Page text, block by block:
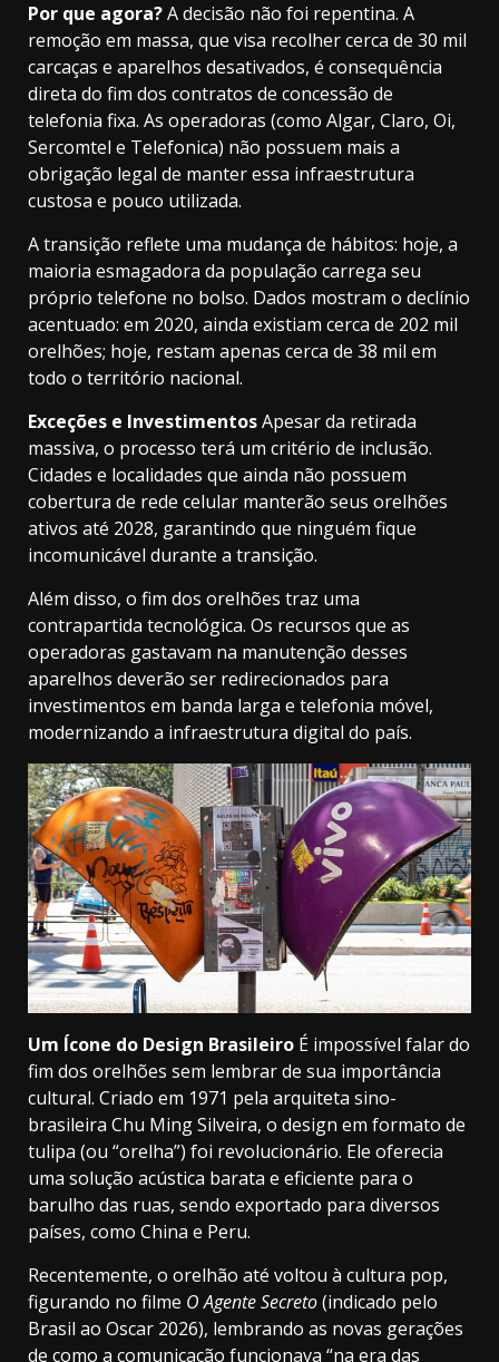
Por que agora?A decisão não foi repentina. A
remoção em massa, que visa recolher cerca de 30 mil
carcaças e aparelhos desativados, é consequência
direta do fim dos contratos de concessão de
telefonia fixa. As operadoras (como Algar, Claro, Oi,
Sercomtel e Telefonica) não possuem mais a
obrigação legal de manter essa infraestrutura
custosa e pouco utilizada.
A transição reflete uma mudança de hábitos: hoje, a
maioria esmagadora da população carrega seu
próprio telefone no bolso. Dados mostram o declínio
acentuado: em 2020, ainda existiam cerca de 202 mil
orelhões; hoje, restam apenas cerca de 38 mil em
todo o território nacional.
Exceções e InvestimentosApesar da retirada
massiva, o processo terá um critério de inclusão.
Cidades e localidades que ainda não possuem
cobertura de rede celular manterão seus orelhões
ativos até 2028, garantindo que ninguém fique
incomunicável durante a transição.
Além disso, o fim dos orelhões traz uma
contrapartida tecnológica. Os recursos que as
operadoras gastavam na manutenção desses
aparelhos deverão ser redirecionados para
investimentos em banda larga e telefonia móvel,
modernizando a infraestrutura digital do país.
Um Ícone do Design Brasileiro É impossível falar do
fim dos orelhões sem lembrar de sua importância
cultural. Criado em 1971 pela arquiteta sino-
brasileira Chu Ming Silveira, o design em formato de
tulipa (ou “orelha”) foi revolucionário. Ele oferecia
uma solução acústica barata e eficiente para o
barulho das ruas, sendo exportado para diversos
países, como China e Peru.
Recentemente, o orelhão até voltou à cultura pop,
figurando no filme O Agente Secreto(indicado pelo
Brasil ao Oscar 2026), lembrando as novas gerações
de como a comunicação funcionava “na era das